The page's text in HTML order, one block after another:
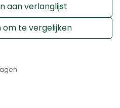
om te vergelijken
aan verlanglijst